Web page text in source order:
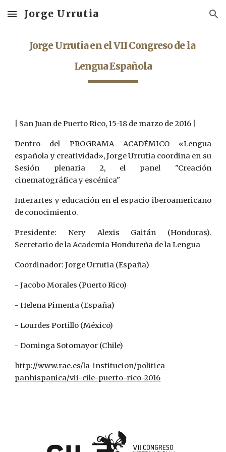
Skip to main content Skip to navigation
Jorge Urrutia
Jorge Urrutia en el VII Congreso de la
Lengua Española
| San Juan de Puerto Rico, 15-18 de marzo de 2016 |
Dentro del PROGRAMA ACADÉMICO «Lengua
española y creatividad», Jorge Urrutia coordina en su
Sesión plenaria 2, el panel "Creación
cinematográfica y escénica"
Interartes y educación en el espacio iberoamericano
de conocimiento.
Presidente: Nery Alexis Gaitán (Honduras).
Secretario de la Academia Hondureña de la Lengua
Coordinador: Jorge Urrutia (España)
- Jacobo Morales (Puerto Rico)
- Helena Pimenta (España)
- Lourdes Portillo (México)
- Dominga Sotomayor (Chile)
http://www.rae.es/la-institucion/politica-
panhispanica/vii-cile-puerto-rico-2016